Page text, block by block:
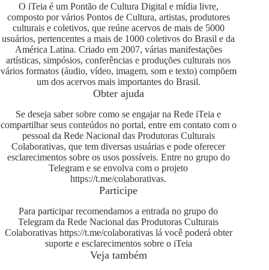
O iTeia é um Pontão de Cultura Digital e mídia livre,
composto por vários Pontos de Cultura, artistas, produtores
culturais e coletivos, que reúne acervos de mais de 5000
usuários, pertencentes a mais de 1000 coletivos do Brasil e da
América Latina. Criado em 2007, várias manifestações
artísticas, simpósios, conferências e produções culturais nos
vários formatos (áudio, vídeo, imagem, som e texto) compõem
um dos acervos mais importantes do Brasil.
Obter ajuda
Se deseja saber sobre como se engajar na Rede iTeia e
compartilhar seus conteúdos no portal, entre em contato com o
pessoal da Rede Nacional das Produtoras Culturais
Colaborativas, que tem diversas usuárias e pode oferecer
esclarecimentos sobre os usos possíveis. Entre no grupo do
Telegram e se envolva com o projeto
https://t.me/colaborativas.
Participe
Para participar recomendamos a entrada no grupo do
Telegram da Rede Nacional das Produtoras Culturais
Colaborativas https://t.me/colaborativaslá você poderá obter
suporte e esclarecimentos sobre o iTeia
Veja também